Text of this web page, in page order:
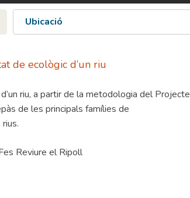
Ubicació
de ecològic d’un riu
riu, a partir de la metodologia del Projecte
de les principals famílies de
Reviure el Ripoll